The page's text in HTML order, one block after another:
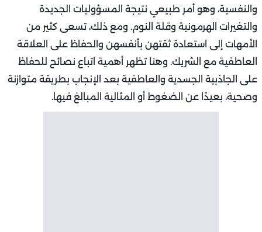
والنفسية، وهو أمر طبيعي نتيجة المسؤوليات الجديدة
والتغيرات الهرمونية وقلة النوم. ومع ذلك، تسعى كثير من
الأمهات إلى استعادة ثقتهن بأنفسهن والحفاظ على العلاقة
العاطفية مع الشريك. وهنا تظهر أهمية اتباع نصائح للحفاظ
على الجاذبية الجسدية والعاطفية بعد الإنجاب بطريقة متوازنة
وصحية، بعيدًا عن الضغوط أو المثالية المبالغ فيها.